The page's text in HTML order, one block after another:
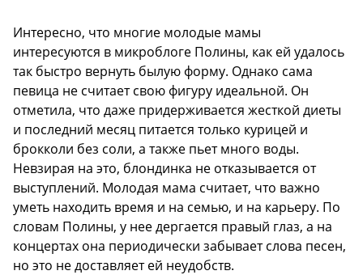
Интересно, что многие молодые мамы
интересуются в микроблоге Полины, как ей удалось
так быстро вернуть былую форму. Однако сама
певица не считает свою фигуру идеальной. Он
отметила, что даже придерживается жесткой диеты
и последний месяц питается только курицей и
брокколи без соли, а также пьет много воды.
Невзирая на это, блондинка не отказывается от
выступлений. Молодая мама считает, что важно
уметь находить время и на семью, и на карьеру. По
словам Полины, у нее дергается правый глаз, а на
концертах она периодически забывает слова песен,
но это не доставляет ей неудобств.